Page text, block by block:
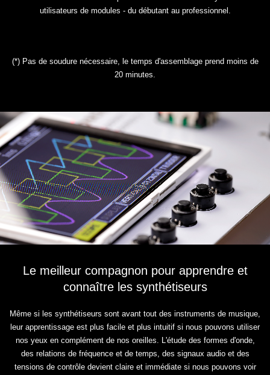
utilisateurs de modules - du débutant au professionnel.
(*) Pas de soudure nécessaire, le temps d'assemblage prend moins de
20 minutes.
Le meilleur compagnon pour apprendre et
connaître les synthétiseurs
Même si les synthétiseurs sont avant tout des instruments de musique,
leur apprentissage est plus facile et plus intuitif si nous pouvons utiliser
nos yeux en complément de nos oreilles. L'étude des formes d'onde,
des relations de fréquence et de temps, des signaux audio et des
tensions de contrôle devient claire et immédiate si nous pouvons voir